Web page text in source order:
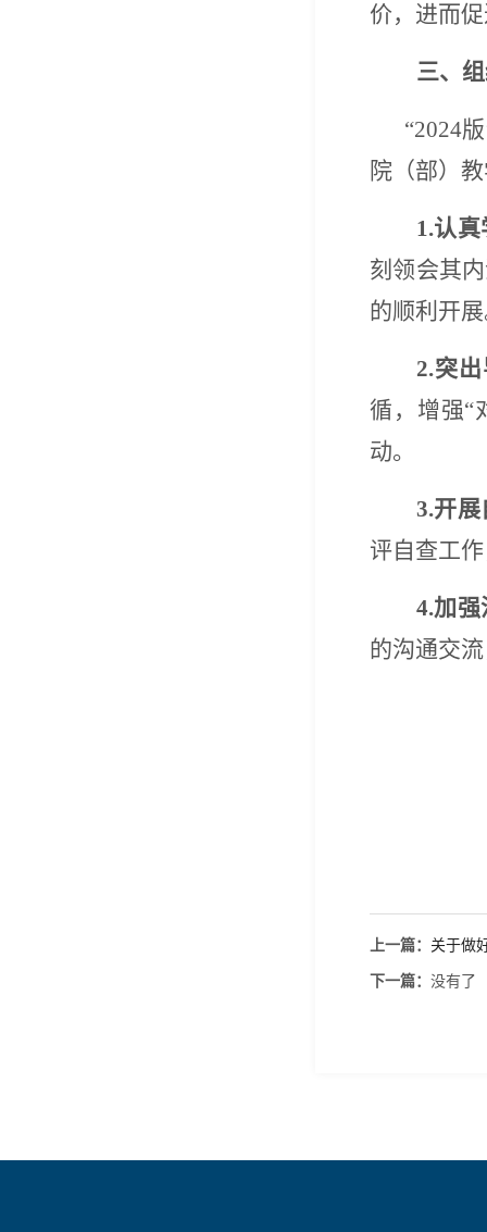
价，进而
三、
“2024
院（部）
1.认
刻领会其
的顺利开
2.突
循，增强“
动。
3.开
评自查工
4.加
的沟通交
上一篇： 关于做
下一篇： 没有了